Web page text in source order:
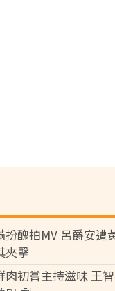
扮醜拍MV 呂爵安遭
夾擊
肉初嘗主持滋味 王